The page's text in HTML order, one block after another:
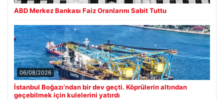
ABD Merkez Bankası Faiz Oranlarını Sabit Tuttu
06/08/2026
İstanbul Boğazı’ndan bir dev geçti. Köprülerin altından
geçebilmek için kulelerini yatırdı